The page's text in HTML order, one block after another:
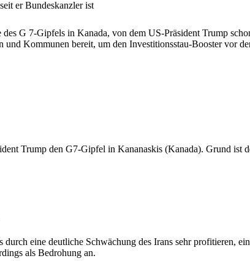
er Bundeskanzler ist
G 7-Gipfels in Kanada, von dem US-Präsident Trump
und Kommunen bereit, um den Investitionsstau-Booster vor
Trump den G7-Gipfel in Kananaskis (Kanada). Grund
durch eine deutliche Schwächung des Irans sehr profitieren,
als Bedrohung an.